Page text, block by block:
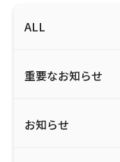
ALL
重要なお知らせ
お知らせ